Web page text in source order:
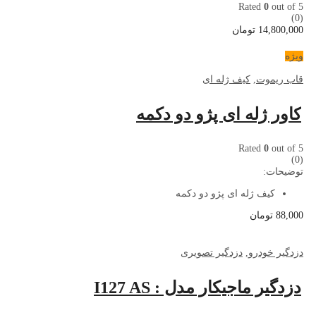
Rated 0 out of 5
(0)
14,800,000 تومان
ویژه
قاب ریموت کیف ژله ای
کاور ژله ای پژو دو دکمه
Rated 0 out of 5
(0)
توضیحات:
کیف ژله ای پژو دو دکمه
88,000 تومان
دزدگیر خودرو دزدگیر تصویری
دزدگیر ماجیکار مدل : I127 AS